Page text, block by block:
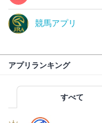
競馬アプリ
アプリランキング
すべて